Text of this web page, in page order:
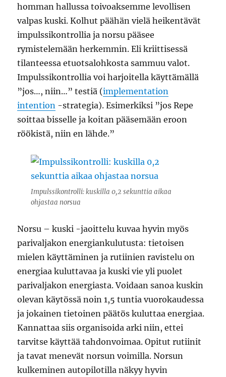
homman hallussa toivoaksemme levollisen
valpas kuski. Kolhut päähän vielä heikentävät
impulssikontrollia ja norsu pääsee
rymistelemään herkemmin. Eli kriittisessä
tilanteessa etuotsalohkosta sammuu valot.
Impulssikontrollia voi harjoitella käyttämällä
”jos…, niin…” testiä (implementation
intention -strategia). Esimerkiksi ”jos Repe
soittaa bisselle ja koitan pääsemään eroon
röökistä, niin en lähde.”
Impulssikontrolli: kuskilla 0,2 sekunttia aikaa
ohjastaa norsua
Norsu – kuski -jaoittelu kuvaa hyvin myös
parivaljakon energiankulutusta: tietoisen
mielen käyttäminen ja rutiinien ravistelu on
energiaa kuluttavaa ja kuski vie yli puolet
parivaljakon energiasta. Voidaan sanoa kuskin
olevan käytössä noin 1,5 tuntia vuorokaudessa
ja jokainen tietoinen päätös kuluttaa energiaa.
Kannattaa siis organisoida arki niin, ettei
tarvitse käyttää tahdonvoimaa. Opitut rutiinit
ja tavat menevät norsun voimilla. Norsun
kulkeminen autopilotilla näkyy hyvin